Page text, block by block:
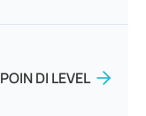
DI LEVEL